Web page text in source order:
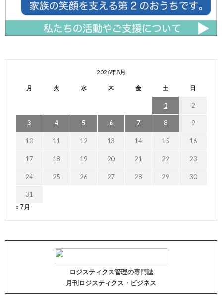
2026年8月
月 火 水 木 金 土 日
1 2
3 4 5 6 7 8 9
10 11 12 13 14 15 16
17 18 19 20 21 22 23
24 25 26 27 28 29 30
31
« 7月
ロジスティクス管理の専門誌
月刊ロジスティクス・ビジネス